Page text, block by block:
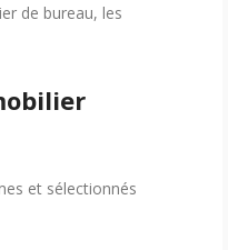
de bureau, les
et sélectionnés